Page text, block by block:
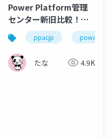
Power Platform管理
センター新旧比較！あ
のメニューはどこに？
ppacjp
たな 4.9K